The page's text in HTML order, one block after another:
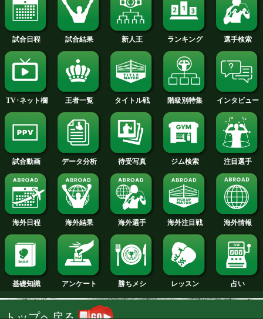
2015年
2014年
2013年
2012年
2011年
2010年